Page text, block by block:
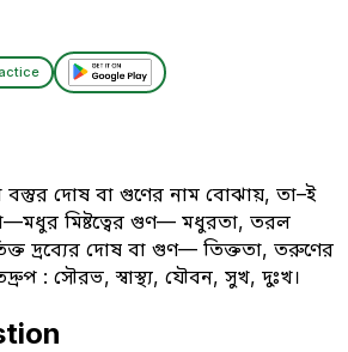
বস্তুর দোষ বা গুণের নাম বোঝায়, তা–ই
মিষ্টত্বের গুণ— মধুরতা, তরল
দ্রব্যের দোষ বা গুণ— তিক্ততা, তরুণের
: সৌরভ, স্বাস্থ্য, যৌবন, সুখ, দুঃখ।